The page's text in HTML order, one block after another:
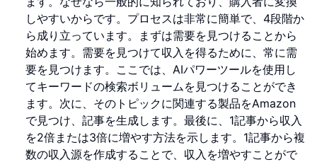
しやすいからです。プロセスは非常に簡単で、4段階か
ら成り立っています。まずは需要を見つけることから
始めます。需要を見つけて収入を得るために、常に需
要を見つけます。ここでは、AIパワーツールを使用し
てキーワードの検索ボリュームを見つけることができ
ます。次に、そのトピックに関連する製品をAmazon
で見つけ、記事を生成します。最後に、1記事から収入
を2倍または3倍に増やす方法を示します。1記事から複
数の収入源を作成することで、収入を増やすことがで